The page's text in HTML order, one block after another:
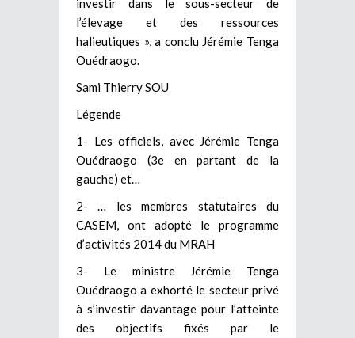
l’élevage et des ressources
halieutiques », a conclu Jérémie Tenga
Ouédraogo.
Sami Thierry SOU
Légende
1- Les officiels, avec Jérémie Tenga
Ouédraogo (3e en partant de la
gauche) et…
2- … les membres statutaires du
CASEM, ont adopté le programme
d’activités 2014 du MRAH
3- Le ministre Jérémie Tenga
Ouédraogo a exhorté le secteur privé
à s’investir davantage pour l’atteinte
des objectifs fixés par le